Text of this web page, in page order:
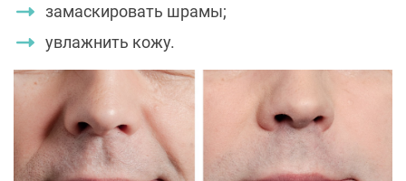
замаскировать шрамы;
увлажнить кожу.